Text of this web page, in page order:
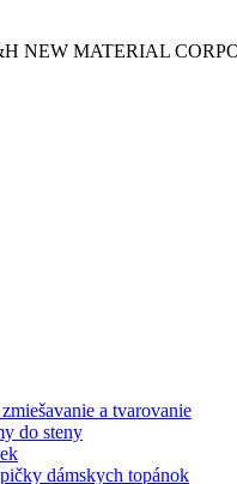
NEW MATERIAL
a tvarovanie
do steny
dámskych topánok